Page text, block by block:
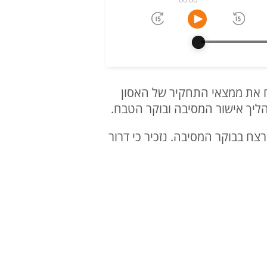
את ממצאי התחקיר של האסון
בבוקר המסיבה. נזכיר כי דרור